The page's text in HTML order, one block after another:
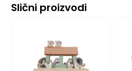
Slični proizvodi